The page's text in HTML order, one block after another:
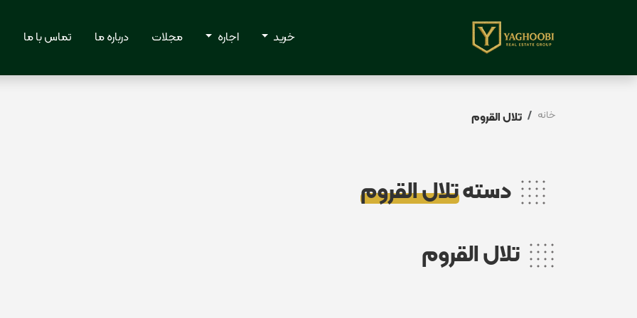
خرید اجاره مجلات درباره ما تماس با ما
خانه تلال القروم
دستهتلال القروم
تلال القروم